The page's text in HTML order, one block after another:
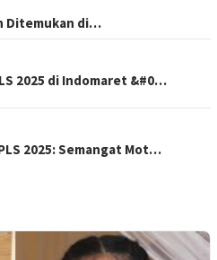
Ditemukan di…
2025 di Indomaret &#0…
2025: Semangat Mot…